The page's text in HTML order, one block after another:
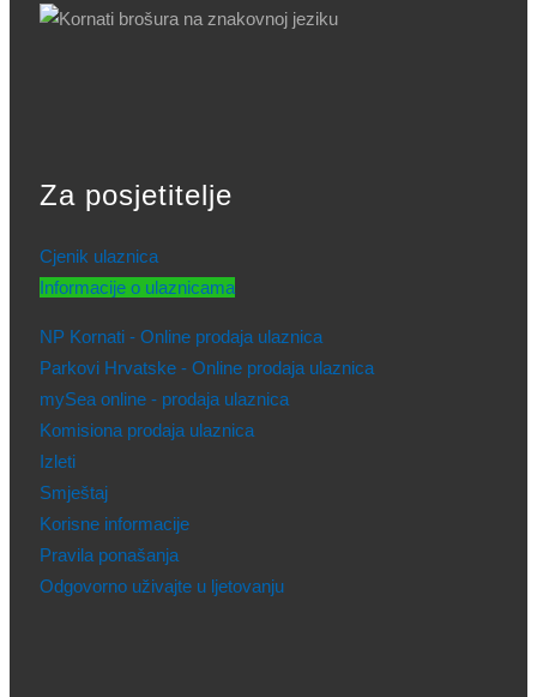
Za posjetitelje
Cjenik ulaznica
Informacije o ulaznicama
NP Kornati - Online prodaja ulaznica
Parkovi Hrvatske - Online prodaja ulaznica
mySea online - prodaja ulaznica
Komisiona prodaja ulaznica
Izleti
Smještaj
Korisne informacije
Pravila ponašanja
Odgovorno uživajte u ljetovanju